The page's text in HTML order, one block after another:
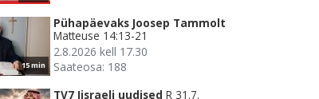
15 min
Pühapäevaks Joosep Tammolt
Matteuse 14:13-21
2.8.2026 kell 17.30
Saateosa: 188
TV7 Iisraeli uudised R 31.7.